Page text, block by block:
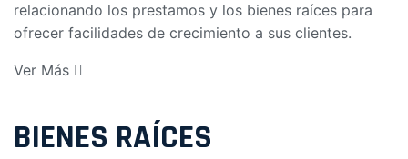
relacionando los prestamos y los bienes raíces para
ofrecer facilidades de crecimiento a sus clientes.
Ver Más
BIENES RAÍCES